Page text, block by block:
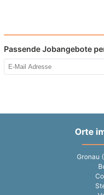
Passende Jobangebote
Orte
Gronau